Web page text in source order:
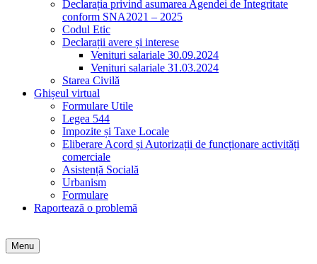
Declarația privind asumarea Agendei de Integritate
conform SNA2021 – 2025
Codul Etic
Declarații avere și interese
Venituri salariale 30.09.2024
Venituri salariale 31.03.2024
Starea Civilă
Ghișeul virtual
Formulare Utile
Legea 544
Impozite și Taxe Locale
Eliberare Acord și Autorizații de funcționare activități
comerciale
Asistență Socială
Urbanism
Formulare
Raportează o problemă
Menu